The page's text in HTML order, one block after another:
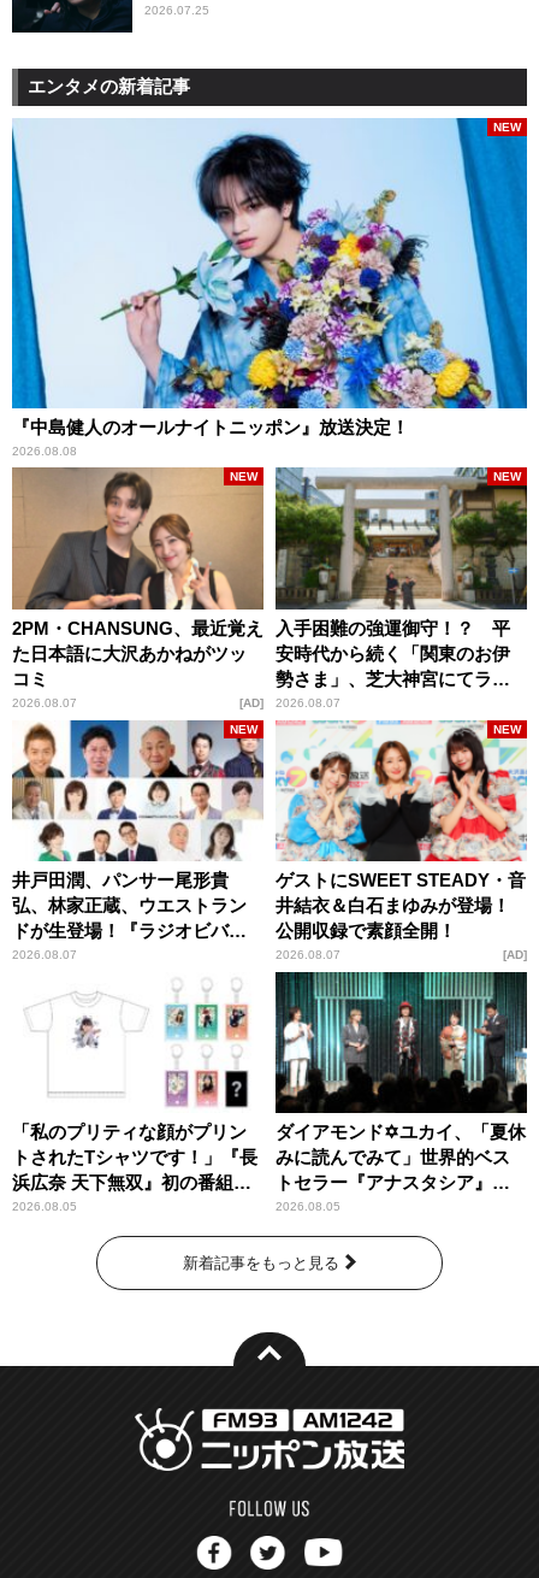
2026.07.25
エンタメの新着記事
『中島健人のオールナイトニッポン』放送決定！
2026.08.08
NEW
2PM・CHANSUNG、最近覚え
た日本語に大沢あかねがツッ
コミ
2026.08.07
NEW
AD
入手困難の強運御守！？ 平
安時代から続く「関東のお伊
勢さま」、芝大神宮にてラン
パンプスが合格祈願！
2026.08.07
NEW
井戸田潤、パンサー尾形貴
弘、林家正蔵、ウエストラン
ドが生登場！『ラジオビバリ
ー昼ズ』
2026.08.07
NEW
ゲストにSWEET STEADY・音
井結衣＆白石まゆみが登場！
公開収録で素顔全開！
2026.08.07
NEW
AD
「私のプリティな顔がプリン
トされたTシャツです！」『長
浜広奈 天下無双』初の番組グ
ッズ発売
2026.08.05
ダイアモンド✡ユカイ、「夏休
みに読んでみて」世界的ベス
トセラー『アナスタシア』を
紹介
2026.08.05
新着記事をもっと見る